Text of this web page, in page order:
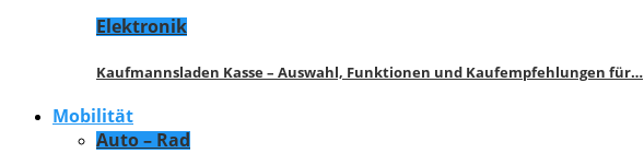
Elektronik
Kaufmannsladen Kasse – Auswahl, Funktionen und Kaufempfehlungen für…
Mobilität
Auto – Rad